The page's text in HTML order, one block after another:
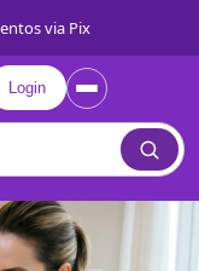
via Pix
Login